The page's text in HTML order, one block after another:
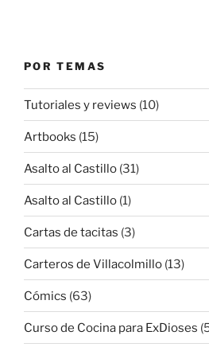
POR TEMAS
Tutoriales y reviews (10)
Artbooks (15)
Asalto al Castillo (31)
Asalto al Castillo (1)
Cartas de tacitas (3)
Carteros de Villacolmillo (13)
Cómics (63)
Curso de Cocina para ExDioses